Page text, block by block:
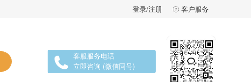
登录/注册 客户服务
客服服务电话
立即咨询 (微信同号)